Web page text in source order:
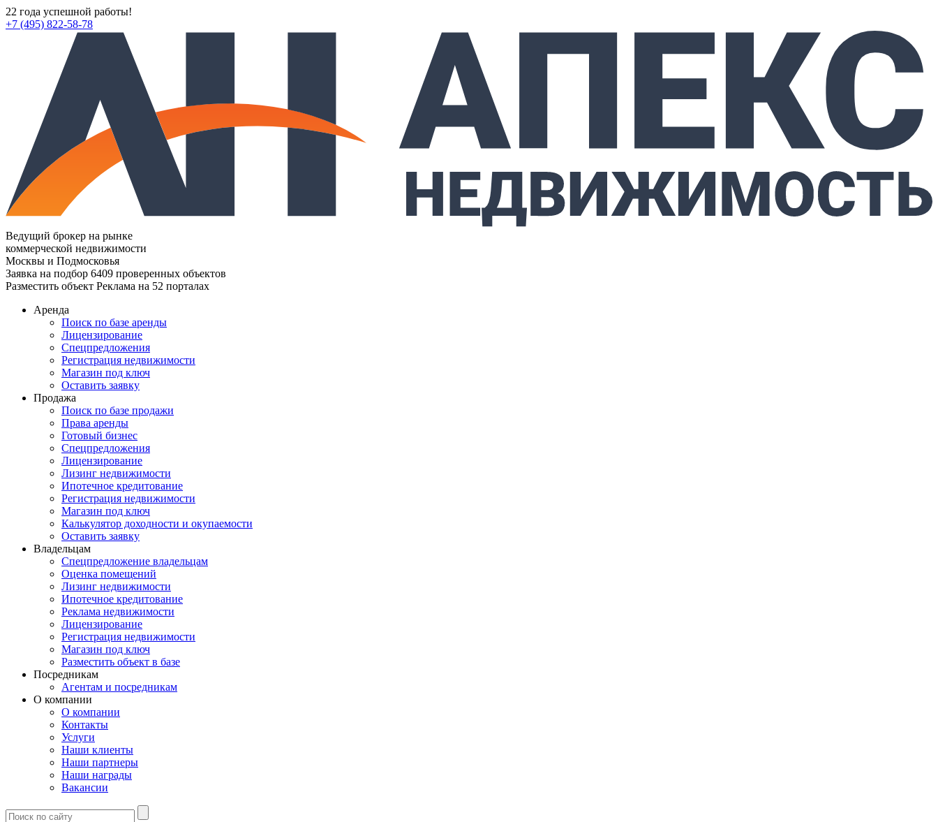
22 года успешной работы!
+7 (495) 822-58-78
Ведущий брокер на рынке
коммерческой недвижимости
Москвы и Подмосковья
Заявка на подбор 6409 проверенных объектов
Разместить объект Реклама на 52 порталах
Аренда
Поиск по базе аренды
Лицензирование
Спецпредложения
Регистрация недвижимости
Магазин под ключ
Оставить заявку
Продажа
Поиск по базе продажи
Права аренды
Готовый бизнес
Спецпредложения
Лицензирование
Лизинг недвижимости
Ипотечное кредитование
Регистрация недвижимости
Магазин под ключ
Калькулятор доходности и окупаемости
Оставить заявку
Владельцам
Спецпредложение владельцам
Оценка помещений
Лизинг недвижимости
Ипотечное кредитование
Реклама недвижимости
Лицензирование
Регистрация недвижимости
Магазин под ключ
Разместить объект в базе
Посредникам
Агентам и посредникам
О компании
О компании
Контакты
Услуги
Наши клиенты
Наши партнеры
Наши награды
Вакансии